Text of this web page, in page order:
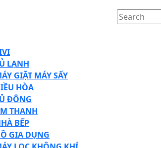
Search
for:
LẠNH
GIẶT MÁY SẤY
HÒA
ĐÔNG
THANH
BẾP
GIA DỤNG